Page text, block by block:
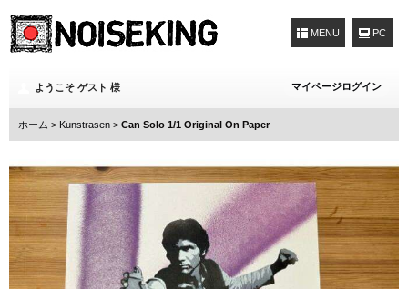
MENU
ようこそ ゲスト 様 マイページログイン
ホーム > Kunstrasen > Can Solo 1/1 Original On Paper